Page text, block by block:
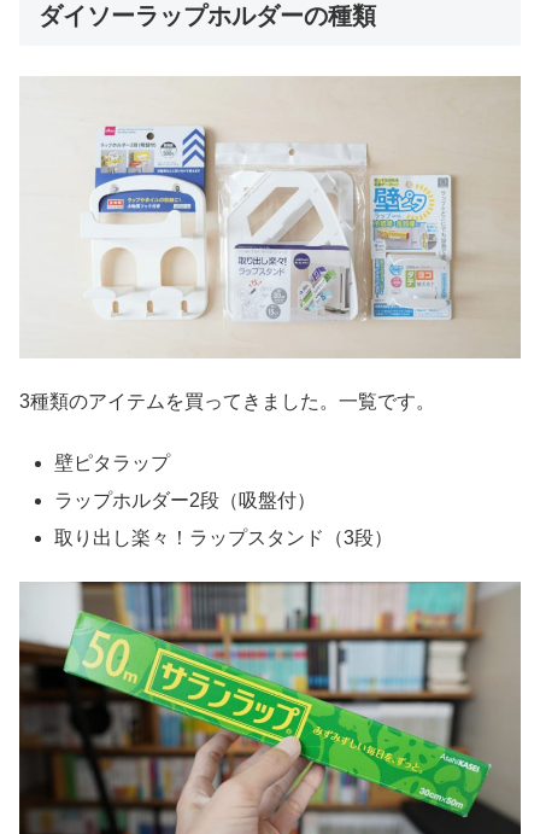
ダイソーラップホルダーの種類
3種類のアイテムを買ってきました。一覧です。
壁ピタラップ
ラップホルダー2段（吸盤付）
取り出し楽々！ラップスタンド（3段）